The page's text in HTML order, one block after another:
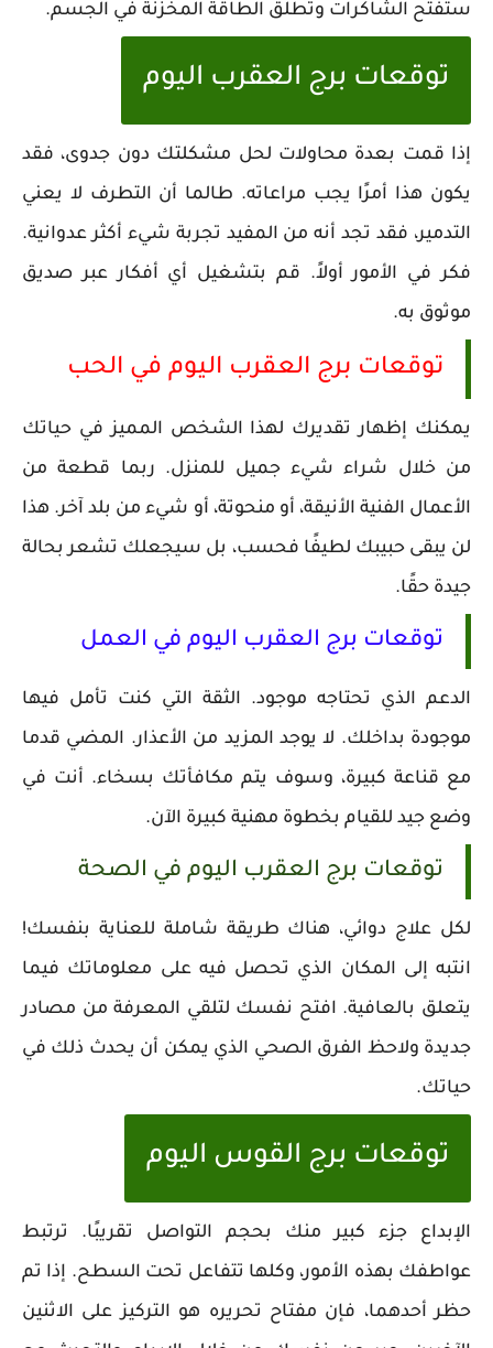
ستفتح الشاكرات وتطلق الطاقة المخزنة في الجسم.
توقعات برج العقرب اليوم
إذا قمت بعدة محاولات لحل مشكلتك دون جدوى، فقد
يكون هذا أمرًا يجب مراعاته. طالما أن التطرف لا يعني
التدمير، فقد تجد أنه من المفيد تجربة شيء أكثر عدوانية.
فكر في الأمور أولاً. قم بتشغيل أي أفكار عبر صديق
موثوق به.
توقعات برج العقرب اليوم في الحب
يمكنك إظهار تقديرك لهذا الشخص المميز في حياتك
من خلال شراء شيء جميل للمنزل. ربما قطعة من
الأعمال الفنية الأنيقة، أو منحوتة، أو شيء من بلد آخر. هذا
لن يبقى حبيبك لطيفًا فحسب، بل سيجعلك تشعر بحالة
جيدة حقًا.
توقعات برج العقرب اليوم في العمل
الدعم الذي تحتاجه موجود. الثقة التي كنت تأمل فيها
موجودة بداخلك. لا يوجد المزيد من الأعذار. المضي قدما
مع قناعة كبيرة، وسوف يتم مكافأتك بسخاء. أنت في
وضع جيد للقيام بخطوة مهنية كبيرة الآن.
توقعات برج العقرب اليوم في الصحة
لكل علاج دوائي، هناك طريقة شاملة للعناية بنفسك!
انتبه إلى المكان الذي تحصل فيه على معلوماتك فيما
يتعلق بالعافية. افتح نفسك لتلقي المعرفة من مصادر
جديدة ولاحظ الفرق الصحي الذي يمكن أن يحدث ذلك في
حياتك.
توقعات برج القوس اليوم
الإبداع جزء كبير منك بحجم التواصل تقريبًا. ترتبط
عواطفك بهذه الأمور، وكلها تتفاعل تحت السطح. إذا تم
حظر أحدهما، فإن مفتاح تحريره هو التركيز على الاثنين